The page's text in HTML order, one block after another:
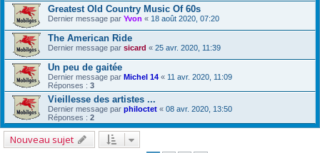
Greatest Old Country Music Of 60s
Dernier message par Yvon « 18 août 2020, 07:20
The American Ride
Dernier message par sicard « 25 avr. 2020, 11:39
Un peu de gaitée
Dernier message par Michel 14 « 11 avr. 2020, 11:09
Réponses : 3
Vieillesse des artistes ...
Dernier message par philoctet « 08 avr. 2020, 13:50
Réponses : 2
Nouveau sujet